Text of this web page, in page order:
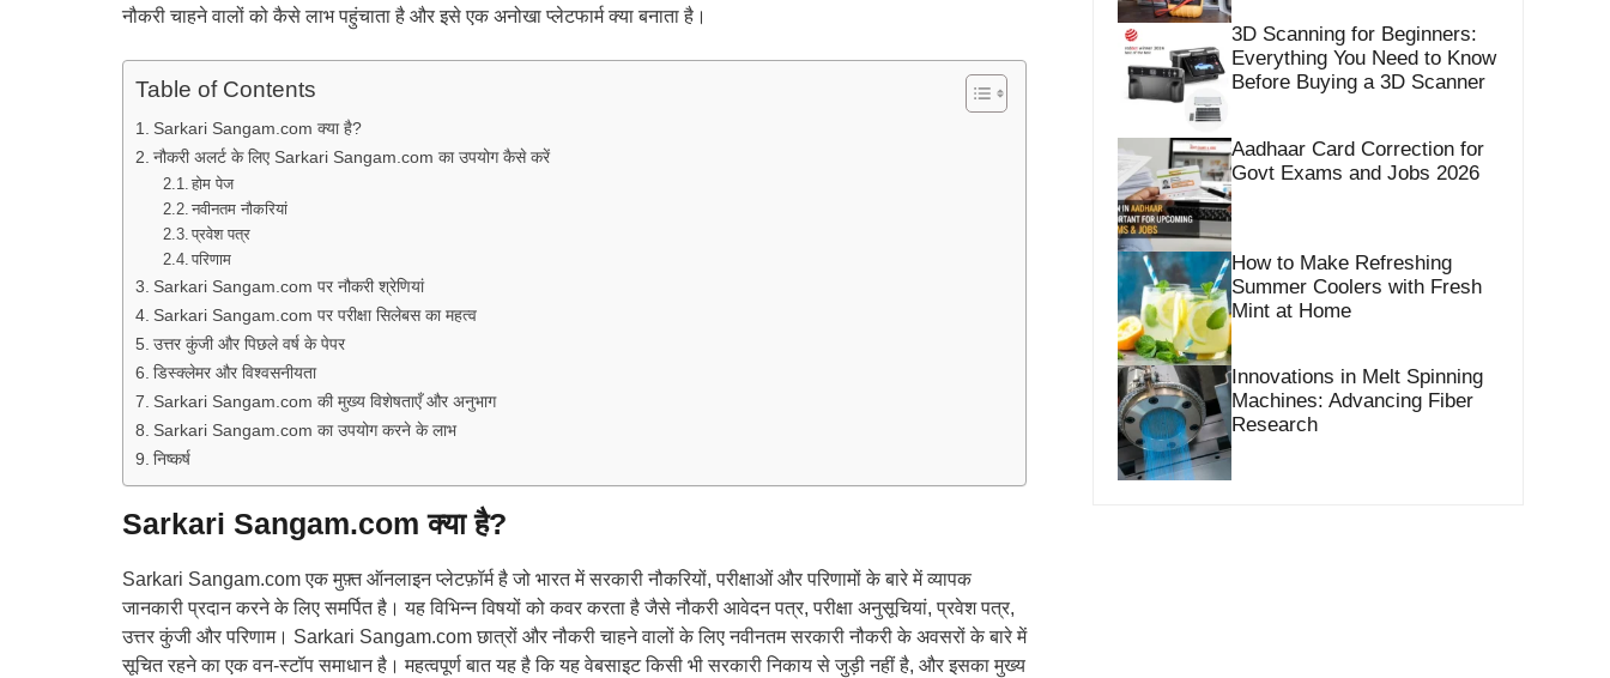
नौकरी चाहने वालों को कैसे लाभ पहुंचाता है और इसे एक अनोखा प्लेटफार्म क्या बनाता है।
Table of Contents
Sarkari Sangam.com क्या है?
नौकरी अलर्ट के लिए Sarkari Sangam.com का उपयोग कैसे करें
होम पेज
नवीनतम नौकरियां
प्रवेश पत्र
परिणाम
Sarkari Sangam.com पर नौकरी श्रेणियां
Sarkari Sangam.com पर परीक्षा सिलेबस का महत्व
उत्तर कुंजी और पिछले वर्ष के पेपर
डिस्क्लेमर और विश्वसनीयता
Sarkari Sangam.com की मुख्य विशेषताएँ और अनुभाग
Sarkari Sangam.com का उपयोग करने के लाभ
निष्कर्ष
Sarkari Sangam.com क्या है?
Sarkari Sangam.com एक मुफ़्त ऑनलाइन प्लेटफ़ॉर्म है जो भारत में सरकारी नौकरियों, परीक्षाओं और परिणामों के बारे में व्यापक
जानकारी प्रदान करने के लिए समर्पित है। यह विभिन्न विषयों को कवर करता है जैसे नौकरी आवेदन पत्र, परीक्षा अनुसूचियां, प्रवेश पत्र,
उत्तर कुंजी और परिणाम। Sarkari Sangam.com छात्रों और नौकरी चाहने वालों के लिए नवीनतम सरकारी नौकरी के अवसरों के बारे में
सूचित रहने का एक वन-स्टॉप समाधान है। महत्वपूर्ण बात यह है कि यह वेबसाइट किसी भी सरकारी निकाय से जुड़ी नहीं है, और इसका मुख्य
3D Scanning for Beginners:
Everything You Need to Know
Before Buying a 3D Scanner
Aadhaar Card Correction for
Govt Exams and Jobs 2026
How to Make Refreshing
Summer Coolers with Fresh
Mint at Home
Innovations in Melt Spinning
Machines: Advancing Fiber
Research